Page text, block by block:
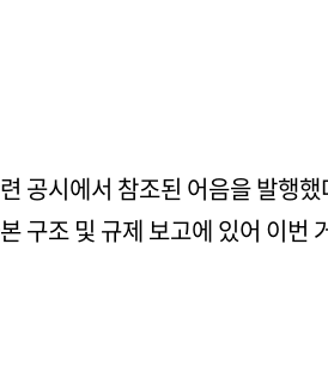
공시에서 참조된 어음을 발행
구조 및 규제 보고에 있어 이번